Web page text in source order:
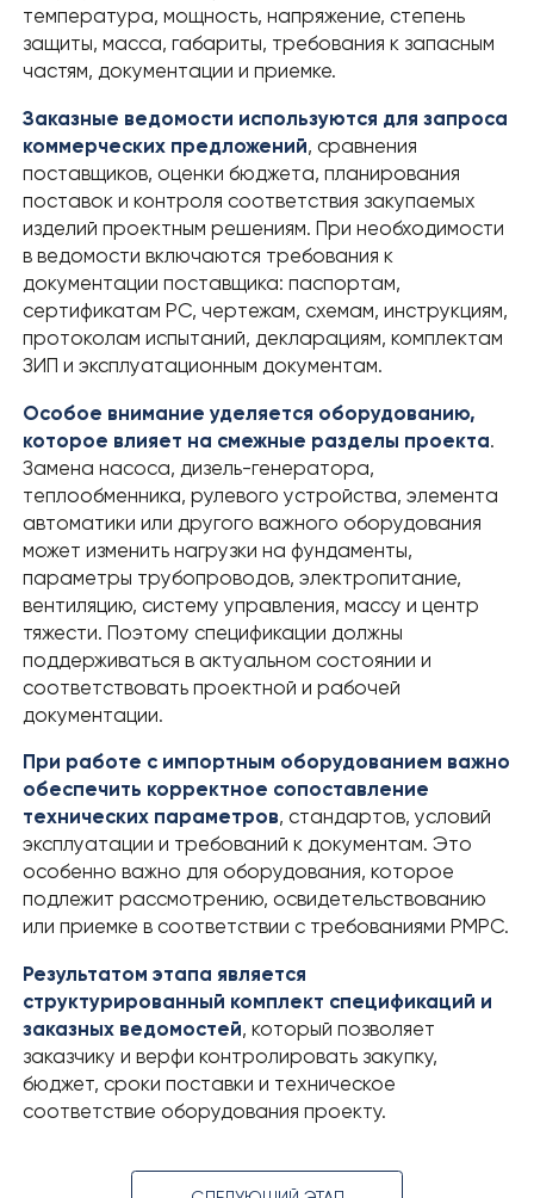
температура, мощность, напряжение, степень
защиты, масса, габариты, требования к запасным
частям, документации и приемке.
Заказные ведомости используются для запроса
коммерческих предложений, сравнения
поставщиков, оценки бюджета, планирования
поставок и контроля соответствия закупаемых
изделий проектным решениям. При необходимости
в ведомости включаются требования к
документации поставщика: паспортам,
сертификатам РС, чертежам, схемам, инструкциям,
протоколам испытаний, декларациям, комплектам
ЗИП и эксплуатационным документам.
Особое внимание уделяется оборудованию,
которое влияет на смежные разделы проекта.
Замена насоса, дизель-генератора,
теплообменника, рулевого устройства, элемента
автоматики или другого важного оборудования
может изменить нагрузки на фундаменты,
параметры трубопроводов, электропитание,
вентиляцию, систему управления, массу и центр
тяжести. Поэтому спецификации должны
поддерживаться в актуальном состоянии и
соответствовать проектной и рабочей
документации.
При работе с импортным оборудованием важно
обеспечить корректное сопоставление
технических параметров, стандартов, условий
эксплуатации и требований к документам. Это
особенно важно для оборудования, которое
подлежит рассмотрению, освидетельствованию
или приемке в соответствии с требованиями РМРС.
Результатом этапа является
структурированный комплект спецификаций и
заказных ведомостей, который позволяет
заказчику и верфи контролировать закупку,
бюджет, сроки поставки и техническое
соответствие оборудования проекту.